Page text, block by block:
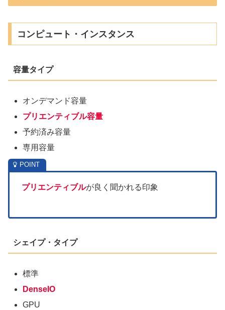
コンピュート・インスタンス
容量タイプ
オンデマンド容量
プリエンティブル容量
予約済み容量
専用容量
プリエンティブルが良く聞かれる印象
シェイプ・タイプ
標準
DenseIO
GPU